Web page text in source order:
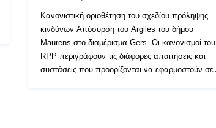
Κανονιστική οριοθέτηση του σχεδίου πρόληψης
κινδύνων Απόσυρση του Argiles του δήμου
Maurens στο διαμέρισμα Gers. Οι κανονισμοί του
RPP περιγράφουν τις διάφορες απαιτήσεις και
συστάσεις που προορίζονται να εφαρμοστούν σε